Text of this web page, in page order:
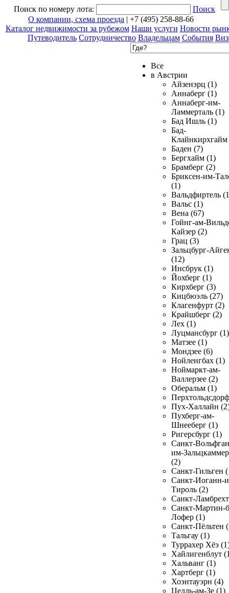
Поиск по номеру лота:
Поиск
О компании, схема проезда | +7 (495) 258-88-66
Каталог недвижимости за рубежом Наши услуги Новости
Путеводитель Сотрудничество Владельцам События
Все
в Австрии
Айзенэрц (1)
Аннаберг (1)
Аннаберг-им-
Ламмерталь (1)
Бад Ишль (1)
Бад-
Клайнкирхгайм
Баден (7)
Бергхайм (1)
Брамберг (2)
Бриксен-им-
(1)
Вальдфиртель
Вальс (1)
Вена (67)
Гойнг-ам-
Кайзер (2)
Грац (3)
Зальцбург-
(12)
Инсбрук (1)
Йохберг (1)
Кирхберг (3)
Кицбюэль (27)
Клагенфурт (2)
Крайшберг (2)
Лех (1)
Луцмансбург (1)
Матзее (1)
Мондзее (6)
Нойленгбах (1)
Ноймаркт-ам-
Валлерзее (2)
Оберальм (1)
Пух-Халлайн
Пухберг-ам-
Шнееберг (1)
Ригерсбург (1)
Санкт-
им-
(2)
Санкт-Гильген
Санкт-Иоганн-
Тироль (2)
Санкт-
Санкт-Мартин-
Лофер (1)
Санкт-Пёльтен
Тальгау (1)
Туррахер Хёэ
Хайлигенблут
Хальванг (1)
Хартберг (1)
Хоэнтауэрн (4)
Целль-ам-Зе (1)